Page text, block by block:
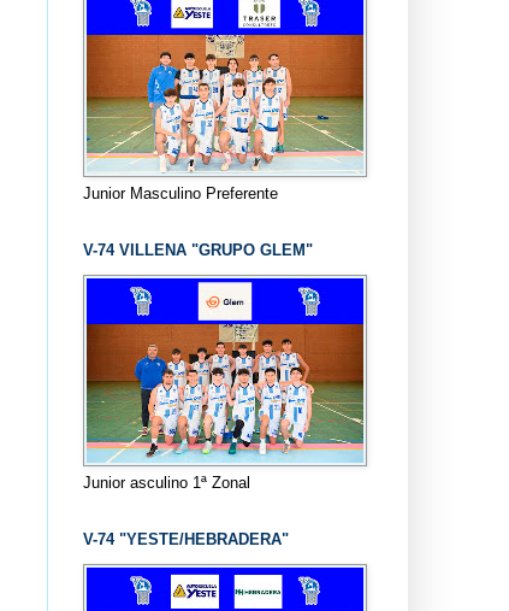
Junior Masculino Preferente
V-74 VILLENA "GRUPO GLEM"
Junior asculino 1ª Zonal
V-74 "YESTE/HEBRADERA"